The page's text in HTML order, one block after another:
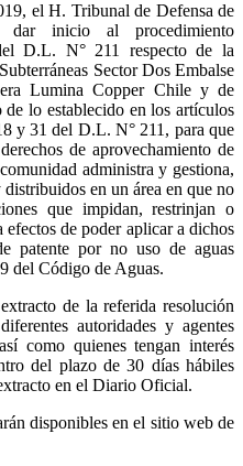
el H. Tribunal de Defensa de
dar inicio al procedimiento
D.L. N° 211 respecto de la
Sector Dos Embalse
Lumina Copper Chile y de
lo establecido en los artículos
y 31 del D.L. N° 211, para que
de aprovechamiento de
administra y gestiona,
en un área en que no
que impidan, restrinjan o
de poder aplicar a dichos
patente por no uso de aguas
del Código de Aguas.
de la referida resolución
autoridades y agentes
como quienes tengan interés
del plazo de 30 días hábiles
en el Diario Oficial.
disponibles en el sitio web de